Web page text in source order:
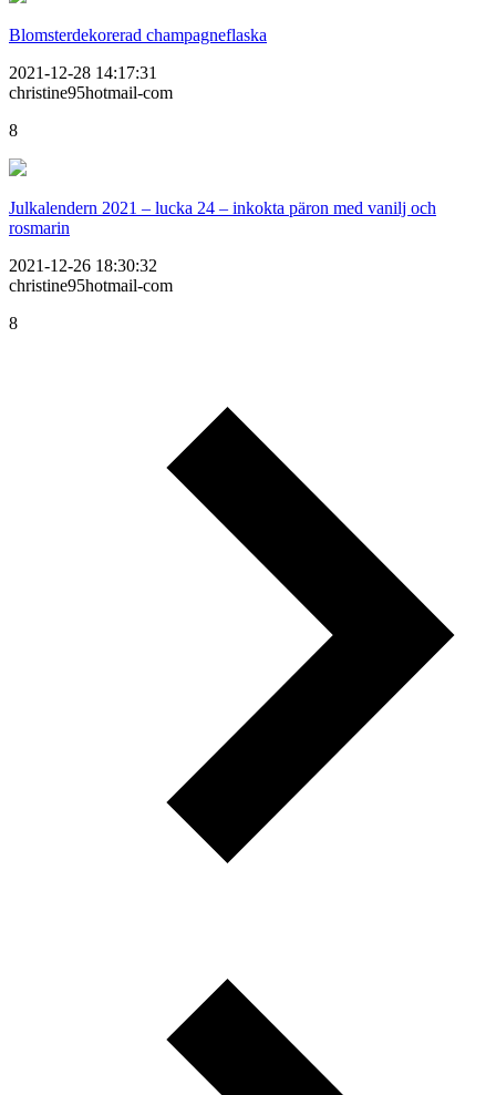
Blomsterdekorerad champagneflaska
2021-12-28 14:17:31
christine95hotmail-com
8
Julkalendern 2021 – lucka 24 – inkokta päron med vanilj och
rosmarin
2021-12-26 18:30:32
christine95hotmail-com
8